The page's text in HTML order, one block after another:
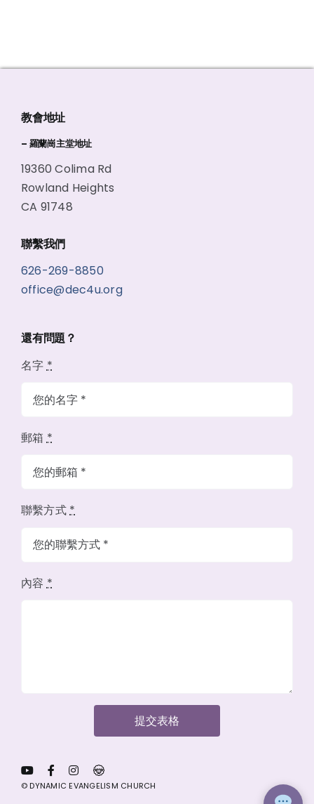
教會地址
– 羅蘭崗主堂地址
19360 Colima Rd
Rowland Heights
CA 91748
聯繫我們
626-269-8850
office@dec4u.org
還有問題？
名字*
郵箱*
聯繫方式*
內容*
提交表格
© DYNAMIC EVANGELISM CHURCH